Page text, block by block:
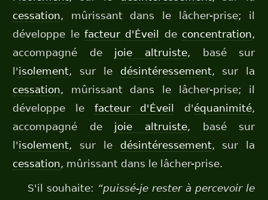
cessation, mûrissant dans le lâcher-prise; il
développe lefacteur d'Éveil de concentration,
accompagné de joie altruiste, basé sur
l'isolement, sur le désintéressement, sur la
cessation, mûrissant dans le lâcher-prise; il
développe le facteur d'Éveil d'équanimité,
accompagné de joie altruiste, basé sur
l'isolement, sur le désintéressement, sur la
cessation, mûrissant dans le lâcher-prise.
S'il souhaite: “puissé-je rester à percevoir le